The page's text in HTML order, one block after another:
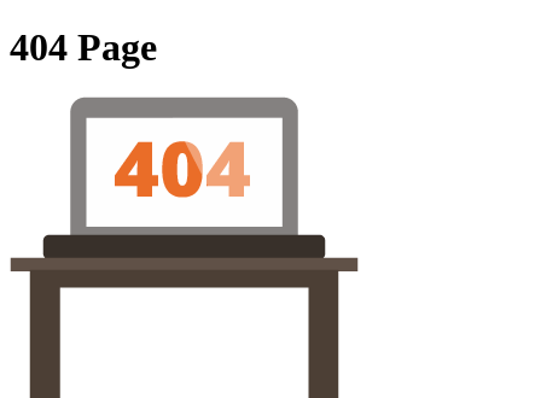
404 Page